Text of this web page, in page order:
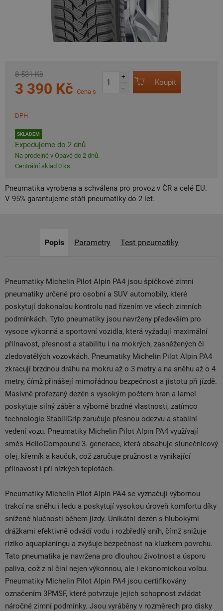
8 531 Kč
3 390 Kč Cena s
DPH
SKLADEM
Expedujeme do 2 dnů
Na prodejně v Opavě do 2 dnů.
Centrální sklad 0 ks.
+
–
Koupit
Pneumatika vyrobena a schválena pro provoz v ČR a celé EU.
V 95% garantujeme stáří pneumatiky do 2 let.
Popis Parametry Test pneumatiky
Pneumatiky Michelin Pilot Alpin PA4 jsou špičkové zimní
pneumatiky určené pro osobní a SUV automobily, které
poskytují dokonalou kontrolu nad řízením ve všech zimních
podmínkách. Tyto pneumatiky jsou navrženy především pro
vysoce výkonná a sportovní vozidla, která vyžadují maximální
přilnavost, přesnost a stabilitu i na mokrých, zasněžených či
zledovatělých vozovkách. Pneumatiky Michelin Pilot Alpin PA4
zkracují brzdnou dráhu na mokru až o 3 metry a na sněhu až o 4
metry, čímž přinášejí mimořádnou bezpečnost a jistotu při jízdě.
Masivně prořezaný dezén s vysokým počtem hran a lamel
poskytuje silný záběr a výborné brzdné vlastnosti, zatímco
technologie StabiliGrip zaručuje přesnou odezvu a stabilní
vedení vozu. Pneumatiky Michelin Pilot Alpin PA4 využívají
směs HelioCompound 3. generace, která obsahuje slunečnicový
olej, křemík a kaučuk, což zaručuje pružnost a vynikající
přilnavost i při nízkých teplotách.
Pneumatiky Michelin Pilot Alpin PA4 se vyznačují výbornou
trakcí na sněhu i ledu a poskytují vysokou úroveň komfortu díky
snížené hlučnosti během jízdy. Unikátní dezén s hlubokými
drážkami efektivně odvádí vodu i rozbředlý sníh, čímž snižuje
riziko aquaplaningu a zvyšuje bezpečnost na kluzkém povrchu.
Tato pneumatika je navržena pro dlouhou životnost a úsporu
paliva, což z ní činí nejen výkonnou, ale i ekonomickou volbu.
Pneumatiky Michelin Pilot Alpin PA4 jsou certifikovány
označením 3PMSF, které potvrzuje jejich schopnost zvládat
náročné zimní podmínky. Jsou vyráběny v rozměrech pro disky